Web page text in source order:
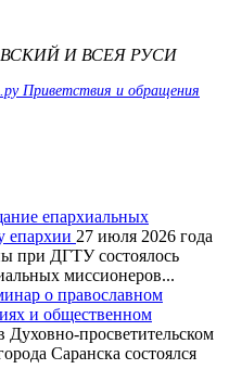
И ВСЕЯ РУСИ
Приветствия и обращения
епархиальных
епархии 27 июля 2026 года
при ДГТУ состоялось
миссионеров...
о православном
и общественном
Духовно-просветительском
Саранска состоялся